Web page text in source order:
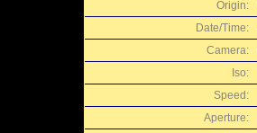
Origin:
Date/Time:
Camera:
Iso:
Speed:
Aperture: